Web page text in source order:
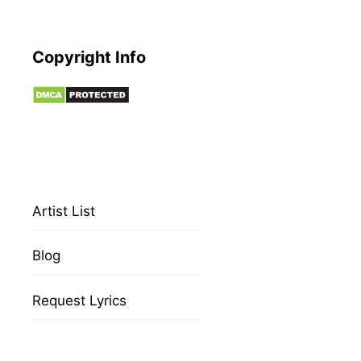
Copyright Info
Artist List
Blog
Request Lyrics